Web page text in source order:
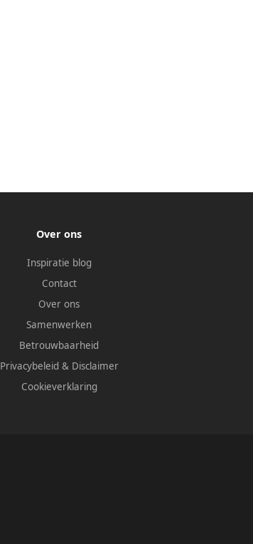
Over ons
Inspiratie blog
Contact
Over ons
Samenwerken
Betrouwbaarheid
Privacybeleid & Disclaimer
Cookieverklaring